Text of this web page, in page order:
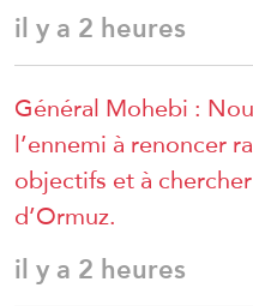
il y a 2 heures
Général Mohebi :
l’ennemi à renoncer
objectifs et à
d’Ormuz.
il y a 2 heures